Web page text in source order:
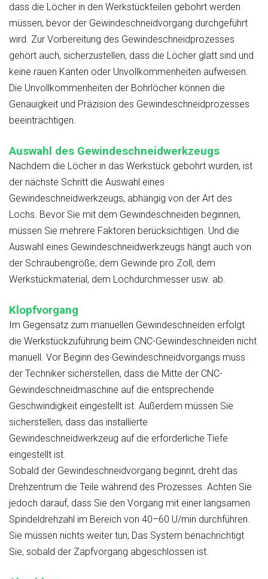
dass die Löcher in den Werkstückteilen gebohrt werden
müssen, bevor der Gewindeschneidvorgang durchgeführt
wird. Zur Vorbereitung des Gewindeschneidprozesses
gehört auch, sicherzustellen, dass die Löcher glatt sind und
keine rauen Kanten oder Unvollkommenheiten aufweisen.
Die Unvollkommenheiten der Bohrlöcher können die
Genauigkeit und Präzision des Gewindeschneidprozesses
beeinträchtigen.
Auswahl des Gewindeschneidwerkzeugs
Nachdem die Löcher in das Werkstück gebohrt wurden, ist
der nächste Schritt die Auswahl eines
Gewindeschneidwerkzeugs, abhängig von der Art des
Lochs. Bevor Sie mit dem Gewindeschneiden beginnen,
müssen Sie mehrere Faktoren berücksichtigen. Und die
Auswahl eines Gewindeschneidwerkzeugs hängt auch von
der Schraubengröße, dem Gewinde pro Zoll, dem
Werkstückmaterial, dem Lochdurchmesser usw. ab.
Klopfvorgang
Im Gegensatz zum manuellen Gewindeschneiden erfolgt
die Werkstückzuführung beim CNC-Gewindeschneiden nicht
manuell. Vor Beginn des Gewindeschneidvorgangs muss
der Techniker sicherstellen, dass die Mitte der CNC-
Gewindeschneidmaschine auf die entsprechende
Geschwindigkeit eingestellt ist. Außerdem müssen Sie
sicherstellen, dass das installierte
Gewindeschneidwerkzeug auf die erforderliche Tiefe
eingestellt ist.
Sobald der Gewindeschneidvorgang beginnt, dreht das
Drehzentrum die Teile während des Prozesses. Achten Sie
jedoch darauf, dass Sie den Vorgang mit einer langsamen
Spindeldrehzahl im Bereich von 40–60 U/min durchführen.
Sie müssen nichts weiter tun; Das System benachrichtigt
Sie, sobald der Zapfvorgang abgeschlossen ist.